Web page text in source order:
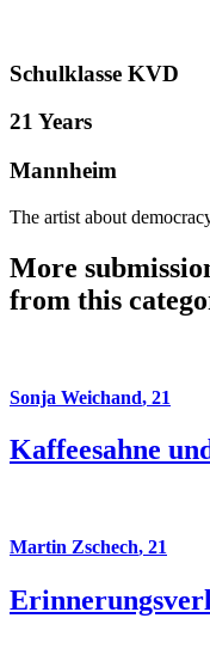
Schulklasse KVD
21 Years
Mannheim
The artist about
More
from this
Sonja Weichand, 21
Kaffeesahne
Martin Zschech, 21